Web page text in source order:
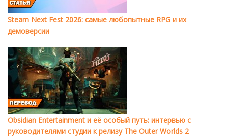
Steam Next Fest 2026: самые любопытные RPG и их
демоверсии
Obsidian Entertainment и её особый путь: интервью с
руководителями студии к релизу The Outer Worlds 2